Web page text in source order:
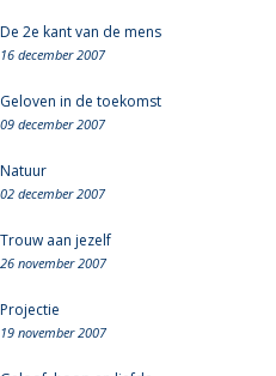
De 2e kant van de mens
16 december 2007
Geloven in de toekomst
09 december 2007
Natuur
02 december 2007
Trouw aan jezelf
26 november 2007
Projectie
19 november 2007